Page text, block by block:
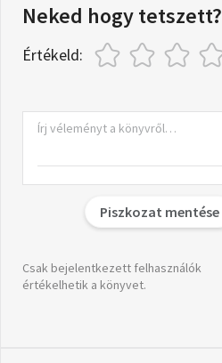
Neked hogy tetszett?
Értékeld:
Piszkozat mentése
Csak bejelentkezett felhasználók
értékelhetik a könyvet.